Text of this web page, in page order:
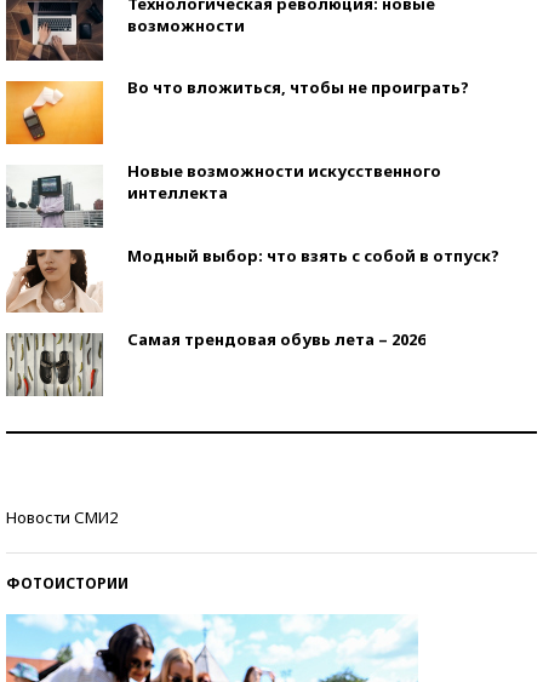
возможности
Во что вложиться, чтобы не проиграть?
Новые возможности искусственного
интеллекта
Модный выбор: что взять с собой в отпуск?
Самая трендовая обувь лета – 2026
Новости СМИ2
ФОТОИСТОРИИ